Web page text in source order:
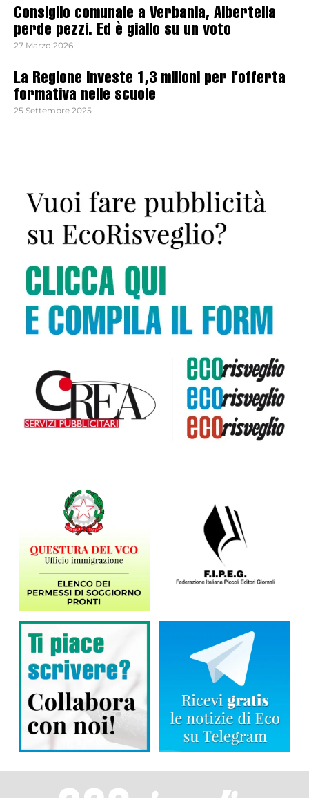
Consiglio comunale a Verbania, Albertella
perde pezzi. Ed è giallo su un voto
27 Marzo 2026
La Regione investe 1,3 milioni per l’offerta
formativa nelle scuole
25 Settembre 2025